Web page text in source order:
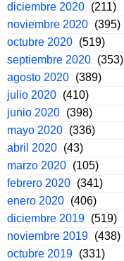
diciembre 2020 (211)
noviembre 2020 (395)
octubre 2020 (519)
septiembre 2020 (353)
agosto 2020 (389)
julio 2020 (410)
junio 2020 (398)
mayo 2020 (336)
abril 2020 (43)
marzo 2020 (105)
febrero 2020 (341)
enero 2020 (406)
diciembre 2019 (519)
noviembre 2019 (438)
octubre 2019 (331)